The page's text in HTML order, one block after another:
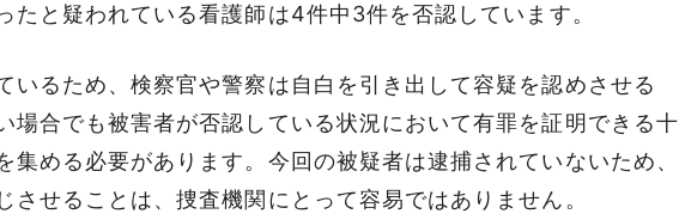
たと疑われている看護師は4件中3件を否認しています。
いるため、検察官や警察は自白を引き出して容疑を認めさせる
場合でも被害者が否認している状況において有罪を証明できる十
集める必要があります。今回の被疑者は逮捕されていないため、
させることは、捜査機関にとって容易ではありません。